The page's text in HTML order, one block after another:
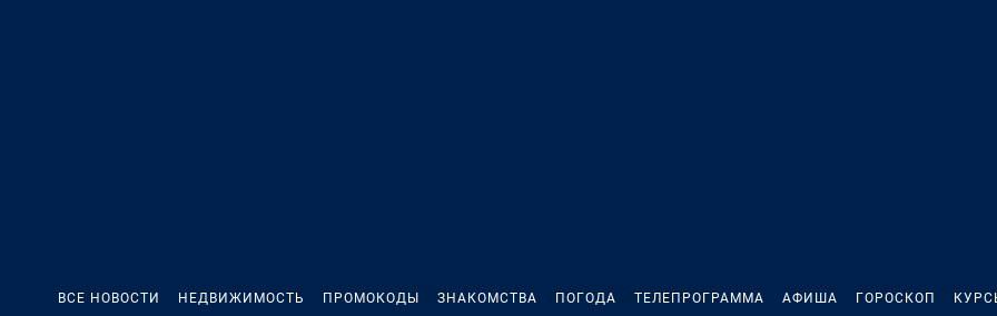
ВСЕ НОВОСТИ НЕДВИЖИМОСТЬ ПРОМОКОДЫ ЗНАКОМСТВА ПОГОДА ТЕЛЕПРОГРАММА АФИША ГОРОСКОП